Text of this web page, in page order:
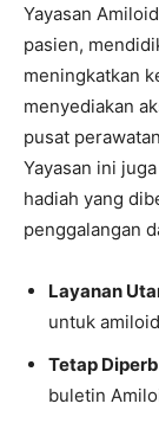
Yayasan
pasien,
meningkatkan
menyediakan
pusat
Yayasan ini
hadiah yang
penggalangan
Layanan
untuk
Tetap
buletin